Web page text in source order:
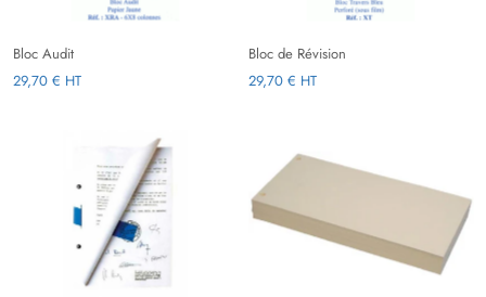
Bloc Audit
29,70 € HT
Bloc de Révision
29,70 € HT